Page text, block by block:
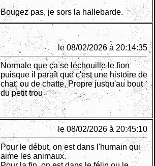
Bougez pas, je sors la hallebarde.
le 08/02/2026 à 20:14:35
Normale que ça se léchouille le fion
puisque il paraît que c'est une histoire de
chat, ou de chatte. Propre jusqu'au bout
du petit trou
le 08/02/2026 à 20:45:10
Pour le début, on est dans l'humain qui
aime les animaux.